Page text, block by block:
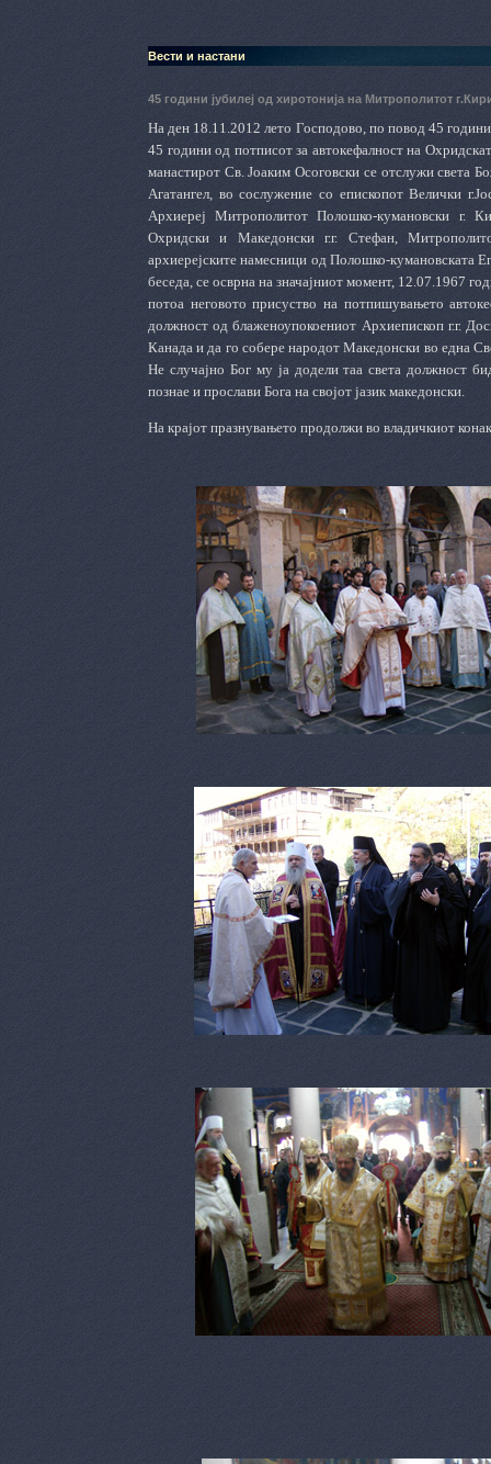
Вести и настани
45 години јубилеј од хиротонија на Митрополитот
На ден 18.11.2012 лето Господово, по повод 45
45 години од потписот за автокефалност на
манастирот Св. Јоаким Осоговски се отслужи света
Агатангел, во сослужение со епископот Велички
Архиереј Митрополитот Полошко-кумановски г.
Охридски и Македонски г.г. Стефан,
архиерејските намесници од Полошко-кумановската
беседа, се осврна на значајниот момент, 12.07.1967
потоа неговото присуство на потпишувањето
должност од блаженоупокоениот Архиепископ г.г.
Канада и да го собере народот Македонски во една
Не случајно Бог му ја додели таа света должност
познае и прослави Бога на својот јазик македонски.
На крајот празнувањето продолжи во владичкиот